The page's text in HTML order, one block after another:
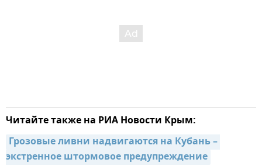
Читайте также на РИА Новости Крым:
Грозовые ливни надвигаются на Кубань –
экстренное штормовое предупреждение